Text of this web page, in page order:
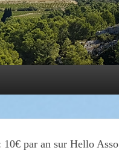
10€ par an sur Hello Asso